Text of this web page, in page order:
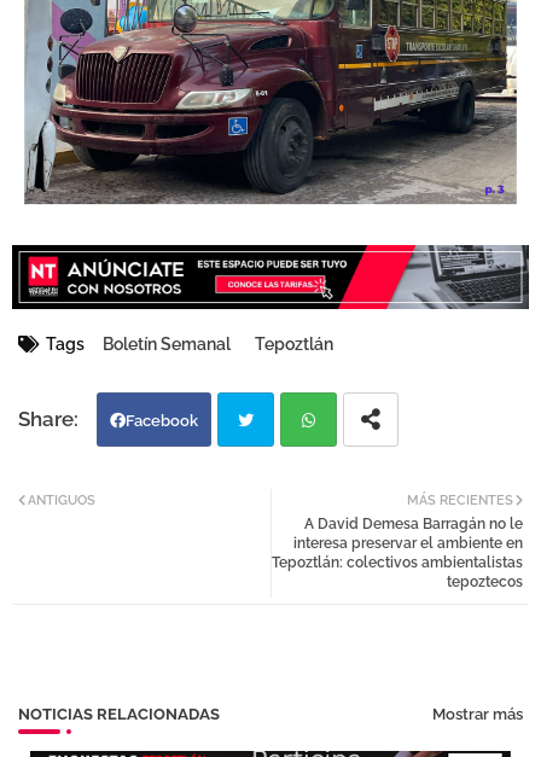
Tags Boletín Semanal Tepoztlán
Facebook
atsa
MÁS RECIENTES
A David Demesa Barragán no le
interesa preservar el ambiente en
Tepoztlán: colectivos ambientalistas
tepoztecos
ANTIGUOS
NOTICIAS RELACIONADAS Mostrar más